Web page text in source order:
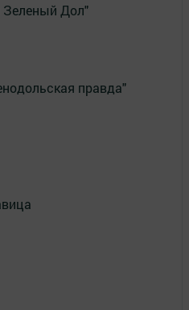
Зеленый Дол"
правда"